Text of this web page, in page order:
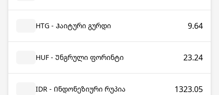
HTG - Ჰაიტური გურდი 9.64
HUF - Უნგრული ფორინტი 23.24
IDR - Ინდონეზიური რუპია 1323.05